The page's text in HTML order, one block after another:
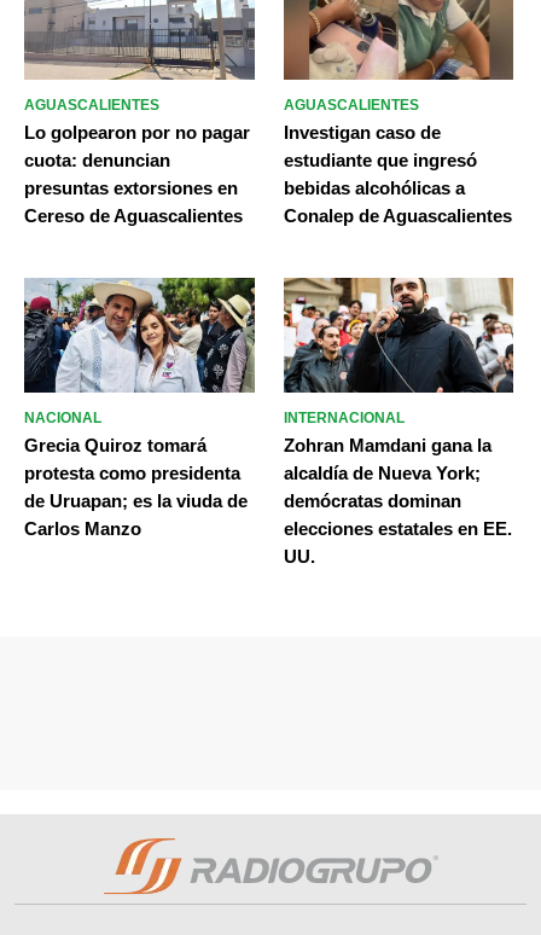
AGUASCALIENTES
Lo golpearon por no pagar
cuota: denuncian
presuntas extorsiones en
Cereso de Aguascalientes
AGUASCALIENTES
Investigan caso de
estudiante que ingresó
bebidas alcohólicas a
Conalep de Aguascalientes
NACIONAL
Grecia Quiroz tomará
protesta como presidenta
de Uruapan; es la viuda de
Carlos Manzo
INTERNACIONAL
Zohran Mamdani gana la
alcaldía de Nueva York;
demócratas dominan
elecciones estatales en EE.
UU.